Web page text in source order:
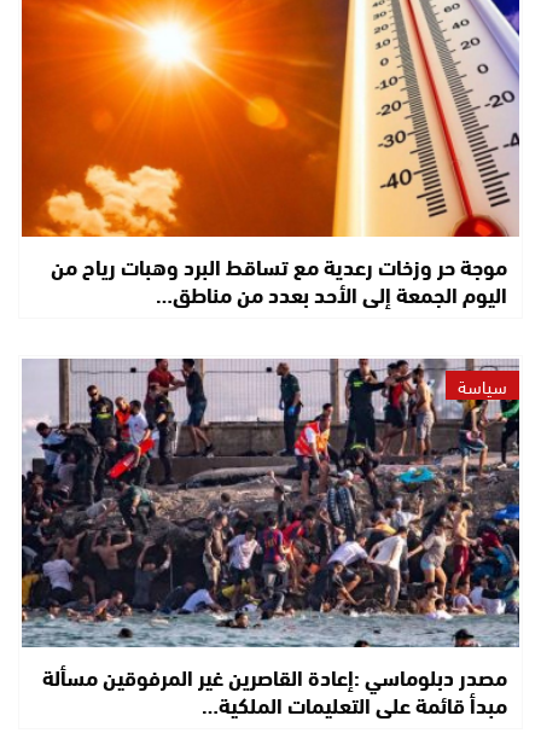
موجة حر وزخات رعدية مع تساقط البرد وهبات رياح من
اليوم الجمعة إلى الأحد بعدد من مناطق…
سياسة
مصدر دبلوماسي :إعادة القاصرين غير المرفوقين مسألة
مبدأ قائمة على التعليمات الملكية…